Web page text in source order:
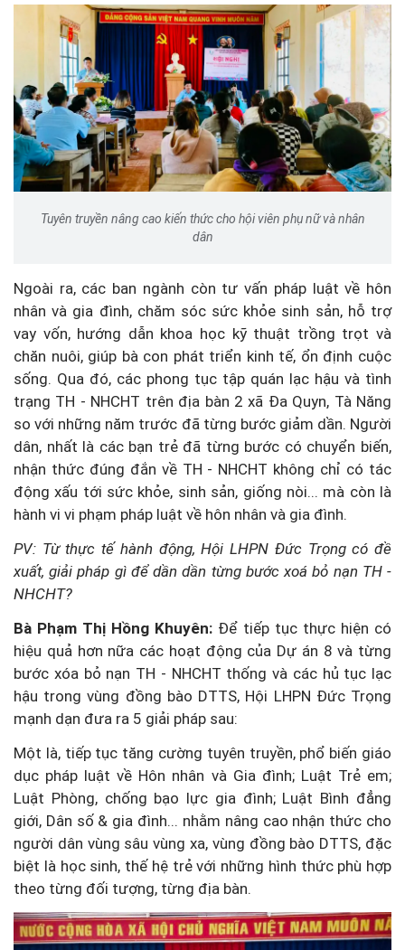
Tuyên truyền nâng cao kiến thức cho hội viên phụ nữ và nhân
dân
Ngoài ra, các ban ngành còn tư vấn pháp luật về hôn
nhân và gia đình, chăm sóc sức khỏe sinh sản, hỗ trợ
vay vốn, hướng dẫn khoa học kỹ thuật trồng trọt và
chăn nuôi, giúp bà con phát triển kinh tế, ổn định cuộc
sống. Qua đó, các phong tục tập quán lạc hậu và tình
trạng TH - NHCHT trên địa bàn 2 xã Đa Quyn, Tà Năng
so với những năm trước đã từng bước giảm dần. Người
dân, nhất là các bạn trẻ đã từng bước có chuyển biến,
nhận thức đúng đắn về TH - NHCHT không chỉ có tác
động xấu tới sức khỏe, sinh sản, giống nòi... mà còn là
hành vi vi phạm pháp luật về hôn nhân và gia đình.
PV: Từ thực tế hành động, Hội LHPN Đức Trọng có đề
xuất, giải pháp gì để dần dần từng bước xoá bỏ nạn TH -
NHCHT?
Bà Phạm Thị Hồng Khuyên: Để tiếp tục thực hiện có
hiệu quả hơn nữa các hoạt động của Dự án 8 và từng
bước xóa bỏ nạn TH - NHCHT thống và các hủ tục lạc
hậu trong vùng đồng bào DTTS, Hội LHPN Đức Trọng
mạnh dạn đưa ra 5 giải pháp sau:
Một là, tiếp tục tăng cường tuyên truyền, phổ biến giáo
dục pháp luật về Hôn nhân và Gia đình; Luật Trẻ em;
Luật Phòng, chống bạo lực gia đình; Luật Bình đẳng
giới, Dân số & gia đình... nhằm nâng cao nhận thức cho
người dân vùng sâu vùng xa, vùng đồng bào DTTS, đặc
biệt là học sinh, thế hệ trẻ với những hình thức phù hợp
theo từng đối tượng, từng địa bàn.